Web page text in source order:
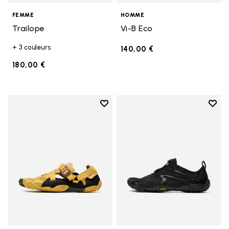
FEMME
Trailope
+ 3 couleurs
180,00 €
HOMME
Vi-B Eco
140,00 €
Add to wishlist
Add